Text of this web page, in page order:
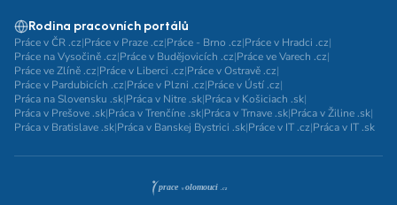
Rodina pracovních portálů
Práce v ČR .cz|Práce v Praze .cz|Práce - Brno .cz|Práce v Hradci .cz|
Práce na Vysočině .cz|Práce v Budějovicích .cz|Práce ve Varech .cz|
Práce ve Zlíně .cz|Práce v Liberci .cz|Práce v Ostravě .cz|
Práce v Pardubicích .cz|Práce v Plzni .cz|Práce v Ústí .cz|
Práca na Slovensku .sk|Práca v Nitre .sk|Práca v Košiciach .sk|
Práca v Prešove .sk|Práca v Trenčíne .sk|Práca v Trnave .sk|Práca v Žiline .sk|
Práca v Bratislave .sk|Práca v Banskej Bystrici .sk|Práce v IT .cz|Práca v IT .sk